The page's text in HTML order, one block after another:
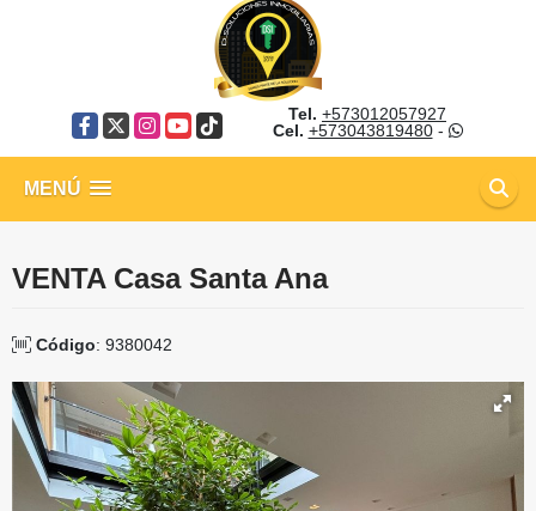
Facebook
X Instagram
YouTube
TikTok
Tel. +573012057927
Cel. +573043819480-
MENÚ
VENTA Casa Santa Ana
Código: 9380042